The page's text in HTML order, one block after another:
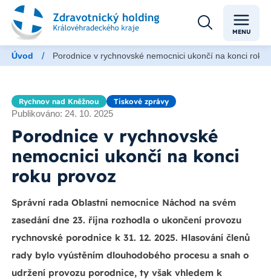
MENU
Úvod / Porodnice v rychnovské nemocnici ukončí na konci roku
Rychnov nad Kněžnou Tiskové zprávy
Publikováno: 24. 10. 2025
Porodnice v rychnovské
nemocnici ukončí na konci
roku provoz
Správní rada Oblastní nemocnice Náchod na svém
zasedání dne 23. října rozhodla o ukončení provozu
rychnovské porodnice k 31. 12. 2025. Hlasování členů
rady bylo vyústěním dlouhodobého procesu a snah o
udržení provozu porodnice, ty však vhledem k